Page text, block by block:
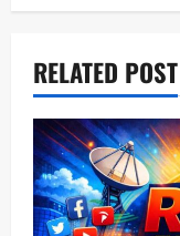
i
o
n
RELATED POST